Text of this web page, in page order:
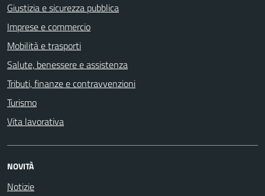
Giustizia e sicurezza pubblica
Imprese e commercio
Mobilità e trasporti
Salute, benessere e assistenza
Tributi, finanze e contravvenzioni
Turismo
Vita lavorativa
NOVITÀ
Notizie